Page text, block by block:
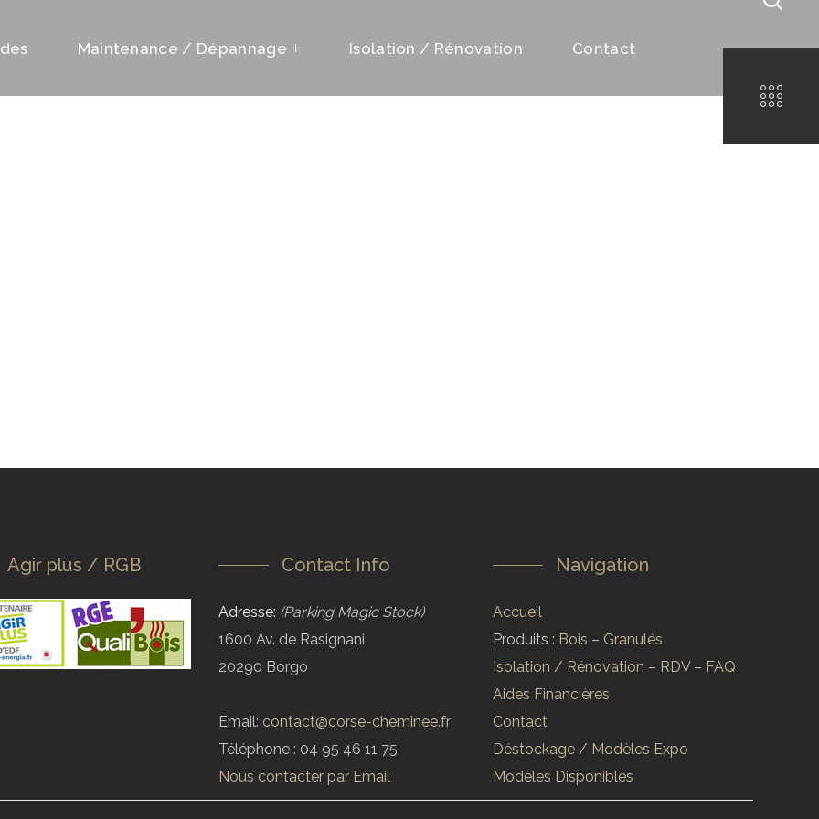
Maintenance / Dépannage Isolation / Rénovation Contact
permanente
Agir plus / RGB Contact Info
Adresse: (Parking Magic Stock)
1600 Av. de Rasignani
20290 Borgo
Email: contact@corse-cheminee.fr
Téléphone : 04 95 46 11 75
Nous contacter par Email
Navigation
Accueil
Produits : Bois – Granulés
Isolation / Rénovation – RDV– FAQ
Aides Financières
Contact
Déstockage / Modèles Expo
Modèles Disponibles